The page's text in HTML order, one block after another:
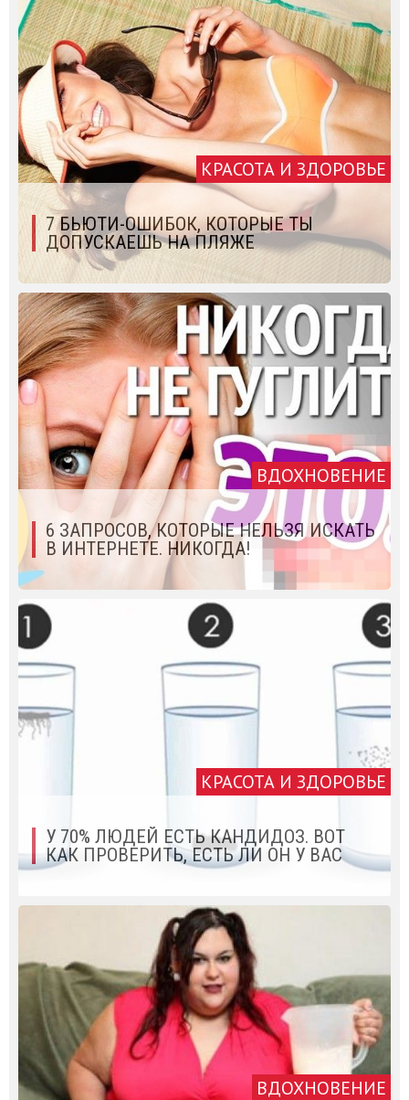
КРАСОТА И ЗДОРОВЬЕ
7 БЬЮТИ-ОШИБОК, КОТОРЫЕ ТЫ
ДОПУСКАЕШЬ НА ПЛЯЖЕ
ВДОХНОВЕНИЕ
6 ЗАПРОСОВ, КОТОРЫЕ НЕЛЬЗЯ ИСКАТЬ
В ИНТЕРНЕТЕ. НИКОГДА!
КРАСОТА И ЗДОРОВЬЕ
У 70% ЛЮДЕЙ ЕСТЬ КАНДИДОЗ. ВОТ
КАК ПРОВЕРИТЬ, ЕСТЬ ЛИ ОН У ВАС
ВДОХНОВЕНИЕ